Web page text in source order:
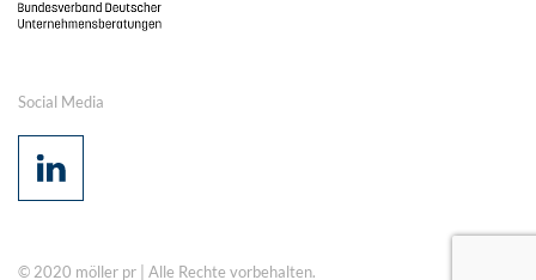
Social Media
© 2020 möller pr | Alle Rechte vorbehalten.